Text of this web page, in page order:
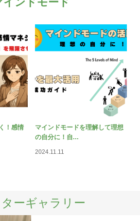
！感情
マインドモードを理解して理想
の自分に！自...
2024.11.11
ーギャラリー